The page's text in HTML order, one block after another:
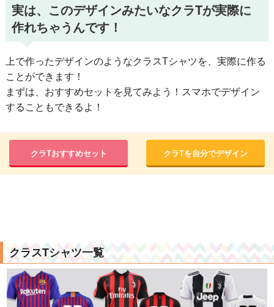
実は、このデザインみたいなクラTが実際に
作れちゃうんです！
上で作ったデザインのようなクラスTシャツを、実際に作る
ことができます！
まずは、おすすめセットを見てみよう！スマホでデザイン
することもできるよ！
クラTおすすめセット クラTを自分でデザイン
クラスTシャツ一覧